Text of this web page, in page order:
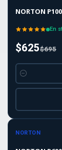
NORTON
En
$625$695
Cantidad
-10%OFF
NORTON